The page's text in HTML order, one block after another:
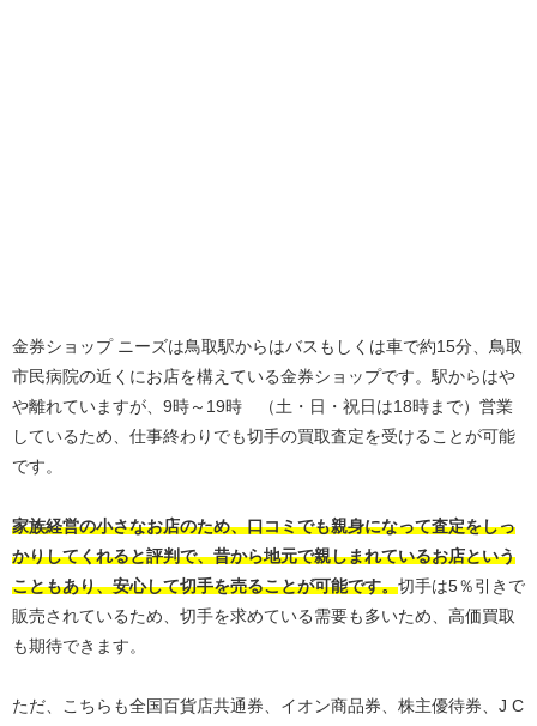
金券ショップ ニーズは鳥取駅からはバスもしくは車で約15分、鳥取
市民病院の近くにお店を構えている金券ショップです。駅からはや
や離れていますが、9時～19時 （土・日・祝日は18時まで）営業
しているため、仕事終わりでも切手の買取査定を受けることが可能
です。
家族経営の小さなお店のため、口コミでも親身になって査定をしっ
かりしてくれると評判で、昔から地元で親しまれているお店という
こともあり、安心して切手を売ることが可能です。切手は5％引きで
販売されているため、切手を求めている需要も多いため、高価買取
も期待できます。
ただ、こちらも全国百貨店共通券、イオン商品券、株主優待券、J C